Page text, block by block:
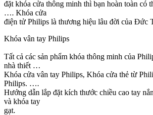
đặt khóa cửa thông minh thì bạn hoàn toàn có
…. Khóa cửa
điện tử Philips là thương hiệu lâu đời của Đức
Khóa vân tay Philips
Tất cả các sản phẩm khóa thông minh của
nhà thiết …
Khóa cửa vân tay Philips, Khóa cửa thẻ từ
Philips. ….
Hướng dẫn lắp đặt kích thước chiều cao tay
và khóa tay
gạt.